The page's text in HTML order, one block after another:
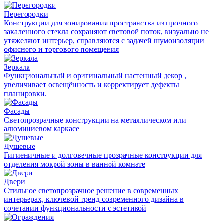
Перегородки
Конструкции для зонирования пространства из прочного
закаленного стекла сохраняют световой поток, визуально не
утяжеляют интерьер, справляются с задачей шумоизоляции
офисного и торгового помещения
Зеркала
Функциональный и оригинальный настенный декор ,
увеличивает освещённость и корректирует дефекты
планировки.
Фасады
Светопрозрачные конструкции на металлическом или
алюминиевом каркасе
Душевые
Гигиеничные и долговечные прозрачные конструкции для
отделения мокрой зоны в ванной комнате
Двери
Стильное светопрозрачное решение в современных
интерьерах, ключевой тренд современного дизайна в
сочетании функциональности с эстетикой